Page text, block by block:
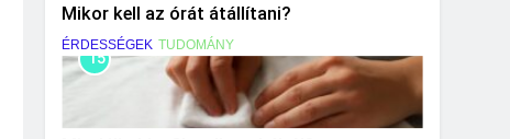
Mikor kell az órát átállítani?
ÉRDESSÉGEK TUDOMÁNY
15